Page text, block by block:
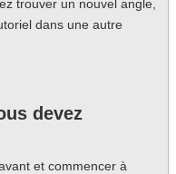
trouver un nouvel angle,
dans une autre
devez
et commencer à